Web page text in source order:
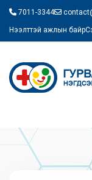
7011-3344
Нээлттэй ажлын байр